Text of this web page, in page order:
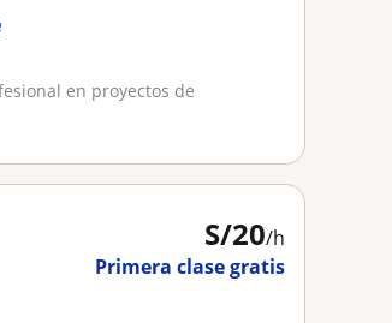
en proyectos de
S/20/h
Primera clase gratis